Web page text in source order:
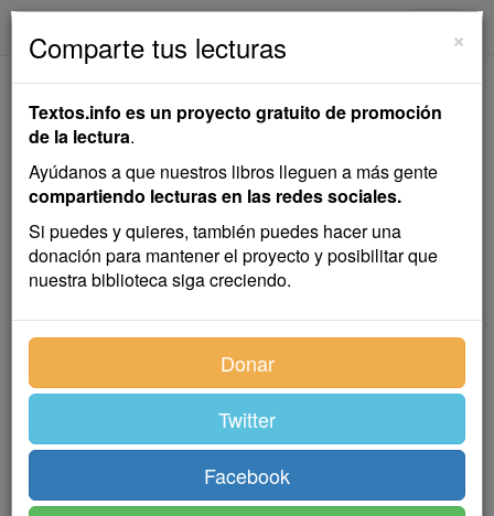
Morriña
Historia amorosa
Emilia Pardo Bazán
Novela
Índice
I
×
Comparte tus lecturas
Textos.info es un proyecto gratuito de promoción
de la lectura.
Ayúdanos a que nuestros libros lleguen a más gente
compartiendo lecturas en las redes sociales.
Si puedes y quieres, también puedes hacer una
donación para mantener el proyecto y posibilitar que
nuestra biblioteca siga creciendo.
Donar
Twitter
Facebook